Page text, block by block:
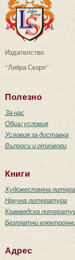
Издателство
“Либра Скорп”
Полезно
За нас
Общи условия
Условия за доставка
Въпроси и отговори
Книги
Художествена
Научна литература
Краеведска
Безплатни
Адрес